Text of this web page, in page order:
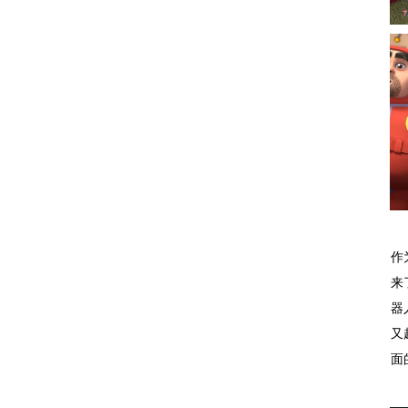
作
来
器
又
面